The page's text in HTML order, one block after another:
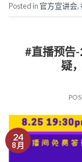
Posted in 官方宣讲会,
#直播预告
疑
24
8 月